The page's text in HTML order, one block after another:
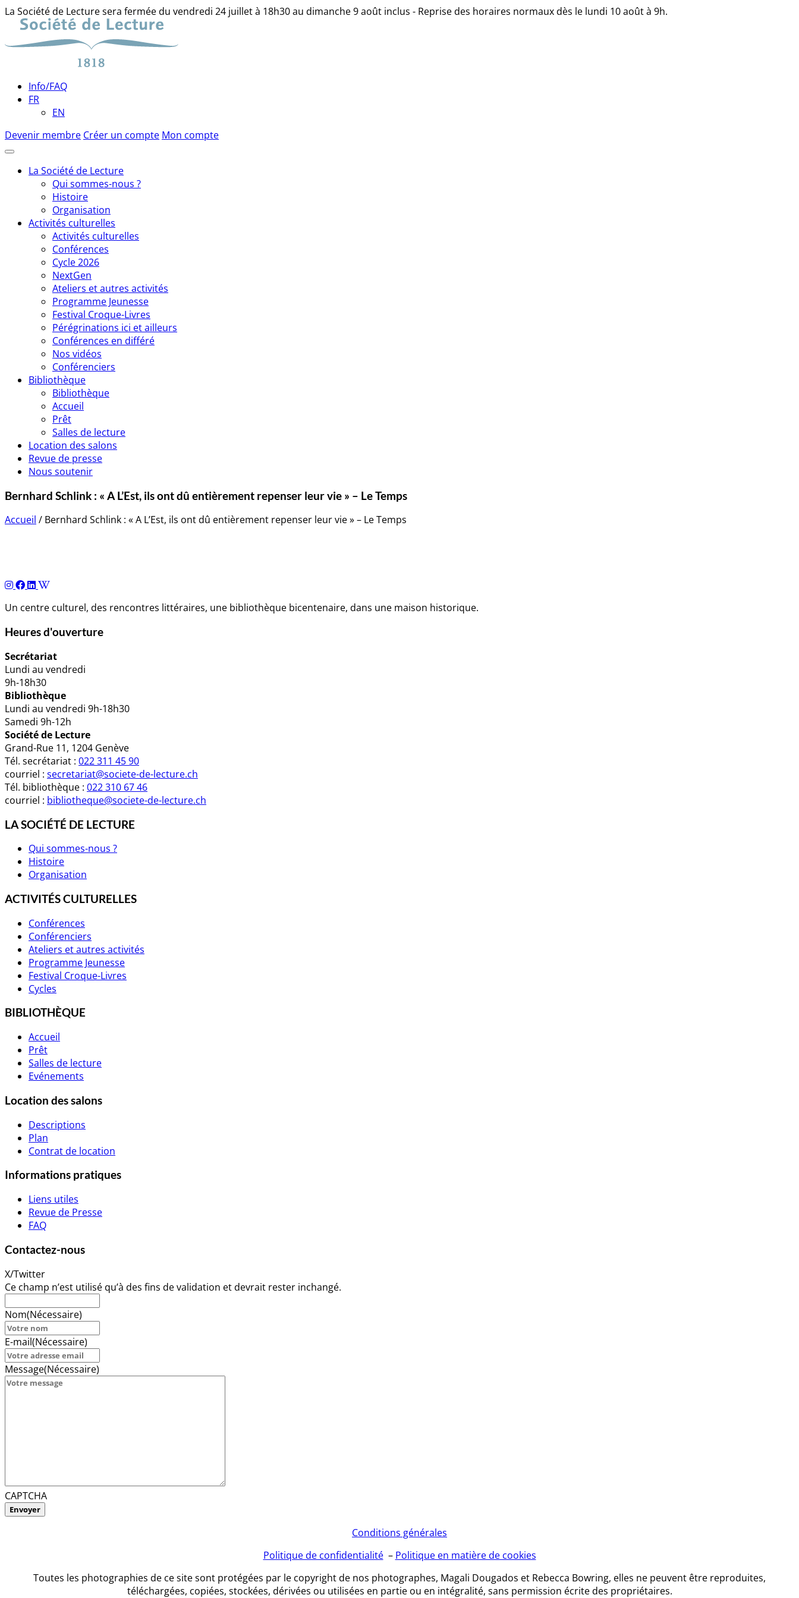
La Société de Lecture sera fermée du vendredi 24 juillet à 18h30 au dimanche 9 août inclus - Reprise des horaires normaux dès le lundi 10 août à 9h.
Skip
content
Info/FAQ
FR
EN
Devenir membre Créer un compte Mon compte
La Société de Lecture
Qui sommes-nous ?
Histoire
Organisation
Activités culturelles
Activités culturelles
Conférences
Cycle 2026
NextGen
Ateliers et autres activités
Programme Jeunesse
Festival Croque-Livres
Pérégrinations ici et ailleurs
Conférences en différé
Nos vidéos
Conférenciers
Bibliothèque
Bibliothèque
Accueil
Prêt
Salles de lecture
Location des salons
Revue de presse
Nous soutenir
Bernhard Schlink : « A L’Est, ils ont dû entièrement repenser leur vie » – Le Temps
Accueil / Bernhard Schlink : « A L’Est, ils ont dû entièrement repenser leur vie » – Le Temps
Un centre culturel, des rencontres littéraires, une bibliothèque bicentenaire, dans une maison historique.
Heures d'ouverture
Secrétariat
Lundi au vendredi
9h-18h30
Bibliothèque
Lundi au vendredi 9h-18h30
Samedi 9h-12h
Société de Lecture
Grand-Rue 11, 1204 Genève
Tél. secrétariat : 022 311 45 90
courriel : secretariat@societe-de-lecture.ch
Tél. bibliothèque : 022 310 67 46
courriel : bibliotheque@societe-de-lecture.ch
LA SOCIÉTÉ DE LECTURE
Qui sommes-nous ?
Histoire
Organisation
ACTIVITÉS CULTURELLES
Conférences
Conférenciers
Ateliers et autres activités
Programme Jeunesse
Festival Croque-Livres
Cycles
BIBLIOTHÈQUE
Accueil
Prêt
Salles de lecture
Evénements
Location des salons
Descriptions
Plan
Contrat de location
Informations pratiques
Liens utiles
Revue de Presse
FAQ
Contactez-nous
X/Twitter
Ce champ n’est utilisé qu’à des fins de validation et devrait rester inchangé.
Nom(Nécessaire)
E-mail(Nécessaire)
Message(Nécessaire)
CAPTCHA
Conditions générales
Politique de confidentialité– Politique en matière de cookies
Toutes les photographies de ce site sont protégées par le copyright de nos photographes, Magali Dougados et Rebecca Bowring, elles ne peuvent être reproduites,
téléchargées, copiées, stockées, dérivées ou utilisées en partie ou en intégralité, sans permission écrite des propriétaires.